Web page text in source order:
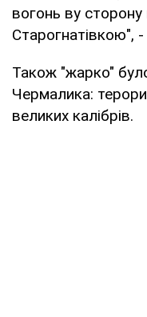
вогонь ву сторону
Старогнатівкою",
Також "жарко"
Чермалика:
великих калібрів.